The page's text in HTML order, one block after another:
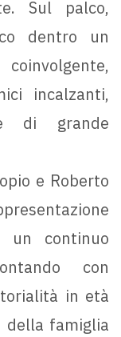
Sul palco,
dentro un
incalzanti,
di grande
e Roberto
un continuo
con
in età
della famiglia